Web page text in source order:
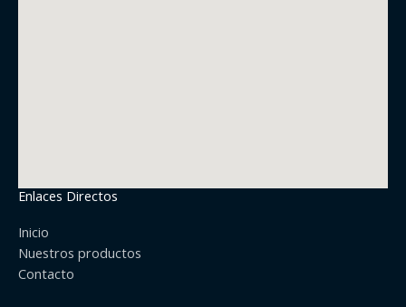
Enlaces Directos
Inicio
Nuestros productos
Contacto